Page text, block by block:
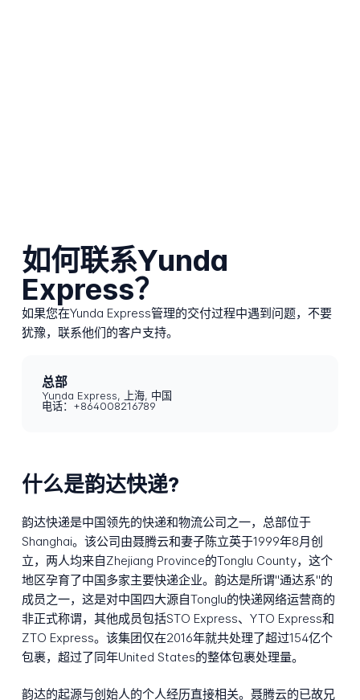
如何联系Yunda
Express？
如果您在Yunda Express管理的交付过程中遇到问题，不要
犹豫，联系他们的客户支持。
总部
Yunda Express, 上海, 中国
电话：+864008216789
什么是韵达快递?
韵达快递是中国领先的快递和物流公司之一，总部位于
Shanghai。该公司由聂腾云和妻子陈立英于1999年8月创
立，两人均来自Zhejiang Province的Tonglu County，这个
地区孕育了中国多家主要快递企业。韵达是所谓"通达系"的
成员之一，这是对中国四大源自Tonglu的快递网络运营商的
非正式称谓，其他成员包括STO Express、YTO Express和
ZTO Express。该集团仅在2016年就共处理了超过154亿个
包裹，超过了同年United States的整体包裹处理量。
韵达的起源与创始人的个人经历直接相关。聂腾云的已故兄